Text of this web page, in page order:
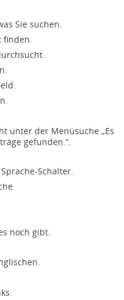
Sie suchen.
unter der Menüsuche „Es
gefunden.“.
Schalter.
noch gibt.